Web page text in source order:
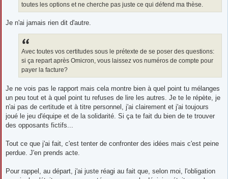
toutes les options et ne cherche pas juste ce qui défend ma thèse.
Je n'ai jamais rien dit d'autre.
Avec toutes vos certitudes sous le prétexte de se poser des questions:
si ça repart après Omicron, vous laissez vos numéros de compte pour
payer la facture?
Je ne vois pas le rapport mais cela montre bien à quel point tu mélanges
un peu tout et à quel point tu refuses de lire les autres. Je te le répète, je
n'ai pas de certitude et à titre personnel, j'ai clairement et j'ai toujours
joué le jeu d'équipe et de la solidarité. Si ça te fait du bien de te trouver
des opposants fictifs...
Tout ce que j'ai fait, c'est tenter de confronter des idées mais c'est peine
perdue. J'en prends acte.
Pour rappel, au départ, j'ai juste réagi au fait que, selon moi, l'obligation